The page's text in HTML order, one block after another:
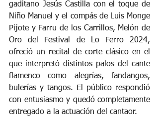
gaditano Jesús Castilla con el toque de
Niño Manuel y el compás de Luis Monge
Pijote y Farru de los Carrillos, Melón de
Oro del Festival de Lo Ferro 2024,
ofreció un recital de corte clásico en el
que interpretó distintos palos del cante
flamenco como alegrías, fandangos,
bulerías y tangos. El público respondió
con entusiasmo y quedó completamente
entregado a la actuación del cantaor.